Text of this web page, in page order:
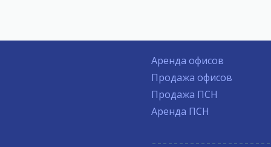
Аренда офисов
Продажа офисов
Продажа ПСН
Аренда ПСН